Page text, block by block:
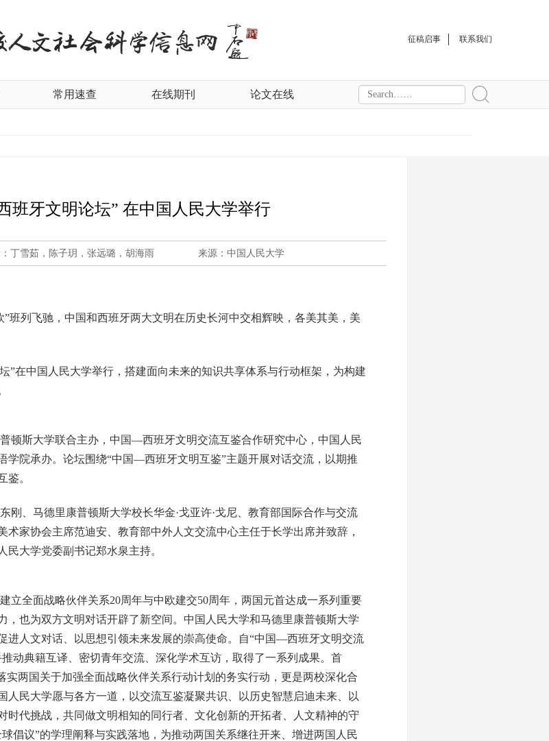
征稿启事 联系我们
常用速查 在线期刊 论文在线
班牙文明论坛” 在中国人民大学举行
丁雪茹，陈子玥，张远璐，胡海雨 来源：中国人民大学
列飞驰，中国和西班牙两大文明在历史长河中交相辉映，各美其美，美
”在中国人民大学举行，搭建面向未来的知识共享体系与行动框架，为构建
顿斯大学联合主办，中国—西班牙文明交流互鉴合作研究中心，中国人民
学院承办。论坛围绕“中国—西班牙文明互鉴”主题开展对话交流，以期推
鉴。
刚、马德里康普顿斯大学校长华金·戈亚许·戈尼、教育部国际合作与交流
家协会主席范迪安、教育部中外人文交流中心主任于长学出席并致辞，
大学党委副书记郑水泉主持。
立全面战略伙伴关系20周年与中欧建交50周年，两国元首达成一系列重要
也为双方文明对话开辟了新空间。中国人民大学和马德里康普顿斯大学
进人文对话、以思想引领未来发展的崇高使命。自“中国—西班牙文明交流
动典籍互译、密切青年交流、深化学术互访，取得了一系列成果。首
两国关于加强全面战略伙伴关系行动计划的务实行动，更是两校深化合
人民大学愿与各方一道，以交流互鉴凝聚共识、以历史智慧启迪未来、以
时代挑战，共同做文明相知的同行者、文化创新的开拓者、人文精神的守
倡议”的学理阐释与实践落地，为推动两国关系继往开来、增进两国人民